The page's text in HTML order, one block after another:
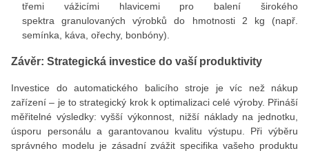
třemi vážicími hlavicemi pro balení širokého
spektra granulovaných výrobků do hmotnosti 2 kg (např.
semínka, káva, ořechy, bonbóny).
Závěr: Strategická investice do vaší produktivity
Investice do automatického balicího stroje je víc než nákup
zařízení – je to strategický krok k optimalizaci celé výroby. Přináší
měřitelné výsledky: vyšší výkonnost, nižší náklady na jednotku,
úsporu personálu a garantovanou kvalitu výstupu. Při výběru
správného modelu je zásadní zvážit specifika vašeho produktu